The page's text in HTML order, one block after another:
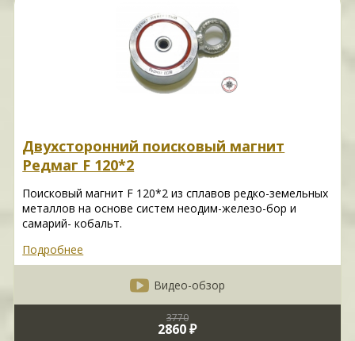
Двухсторонний поисковый магнит
Редмаг F 120*2
Поисковый магнит F 120*2 из сплавов редко-земельных
металлов на основе систем неодим-железо-бор и
самарий- кобальт.
Подробнее
Видео-обзор
3770
2860 ₽